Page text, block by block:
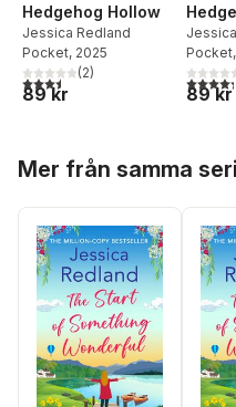
Hedgehog Hollow
Jessica Redland
Pocket, 2025
3,5utav 5 stjärnor. Totalt antal
(2)
89 kr
Pocket
4,3
89 kr
Mer från samma